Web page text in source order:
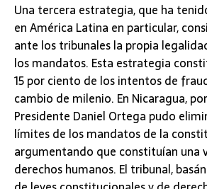
Una tercera estrategia, que ha
en América Latina en particular,
ante los tribunales la propia
los mandatos. Esta estrategia
15 por ciento de los intentos de
cambio de milenio. En Nicaragua,
Presidente Daniel Ortega pudo
límites de los mandatos de la
argumentando que constituían una
derechos humanos. El tribunal,